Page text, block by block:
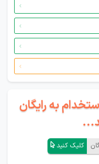
به رایگان
کلیک کنید